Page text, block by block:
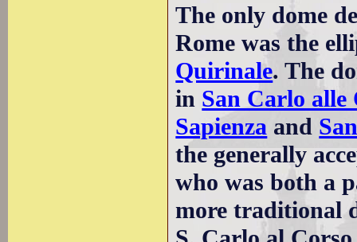
The only dome
Rome was the
Quirinale. The
in San Carlo alle
Sapienza and
the generally
who was both a
more traditional